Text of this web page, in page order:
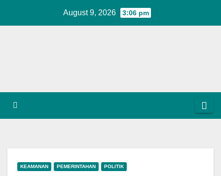
August 9, 2026 3:06 pm
KEAMANAN PEMERINTAHAN POLITIK